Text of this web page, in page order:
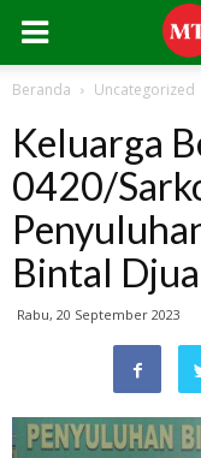
Beranda Uncategorized
Keluarga
0420/
Bintal
Rabu, 20 September 2023